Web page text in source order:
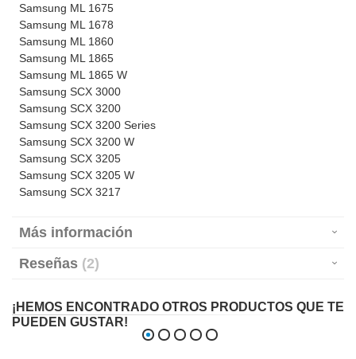
Samsung ML 1675
Samsung ML 1678
Samsung ML 1860
Samsung ML 1865
Samsung ML 1865 W
Samsung SCX 3000
Samsung SCX 3200
Samsung SCX 3200 Series
Samsung SCX 3200 W
Samsung SCX 3205
Samsung SCX 3205 W
Samsung SCX 3217
Más información
Reseñas 2
¡HEMOS ENCONTRADO OTROS PRODUCTOS QUE TE
PUEDEN GUSTAR!